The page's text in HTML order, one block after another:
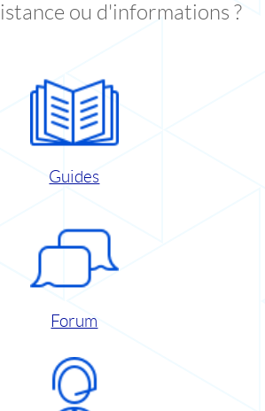
ou d'informations ?
Guides
Forum